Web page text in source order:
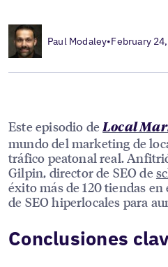
Paul Modaley•February
Este episodio de Local
mundo del marketing de
tráfico peatonal real.
Gilpin, director de SEO de
éxito más de 120 tiendas
de SEO hiperlocales para
Conclusiones